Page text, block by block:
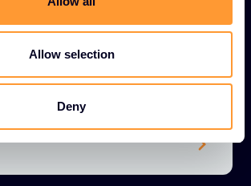
Allow selection
Deny
le partenariat et l’accès à nos
nous vous accompagnons